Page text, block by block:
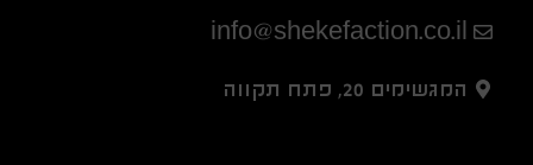
info@shekefaction.co.il
המגשימים 20, פתח תקווה